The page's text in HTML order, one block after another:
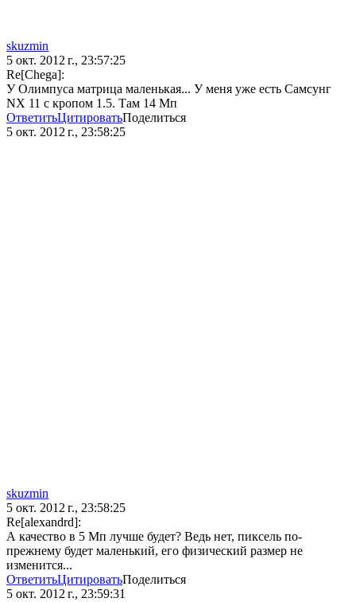
skuzmin
5 окт. 2012 г., 23:57:25
Re[Chega]:
У Олимпуса матрица маленькая... У меня уже есть Самсунг
NX 11 с кропом 1.5. Там 14 Мп
ОтветитьЦитироватьПоделиться
5 окт. 2012 г., 23:58:25
skuzmin
5 окт. 2012 г., 23:58:25
Re[alexandrd]:
А качество в 5 Мп лучше будет? Ведь нет, пиксель по-
прежнему будет маленький, его физический размер не
изменится...
ОтветитьЦитироватьПоделиться
5 окт. 2012 г., 23:59:31